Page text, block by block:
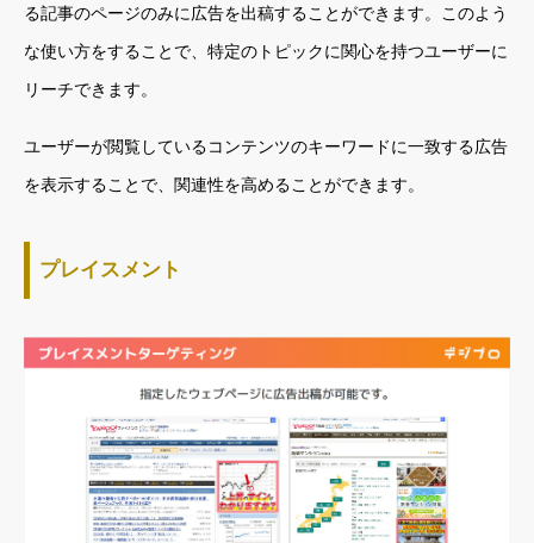
る記事のページのみに広告を出稿することができます。このよう
な使い方をすることで、特定のトピックに関心を持つユーザーに
リーチできます。
ユーザーが閲覧しているコンテンツのキーワードに一致する広告
を表示することで、関連性を高めることができます。
プレイスメント